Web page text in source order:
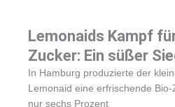
Lemonaids Kampf
Zucker: Ein süßer
In Hamburg produzierte der
Lemonaid eine erfrischende
nur sechs Prozent